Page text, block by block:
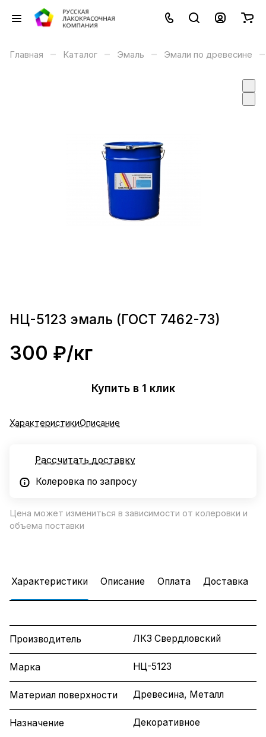
Главная – Каталог – Эмаль – Эмали по древесине –
НЦ-5123 эмаль (ГОСТ 7462-73)
300 ₽/кг
Купить в 1 клик
ХарактеристикиОписание
Рассчитать доставку
Колеровка по запросу
Цена может измениться в зависимости от колеровки и
объема поставки
Характеристики Описание Оплата Доставка
Производитель ЛКЗ Свердловский
Марка НЦ-5123
Материал поверхности Древесина, Металл
Назначение Декоративное